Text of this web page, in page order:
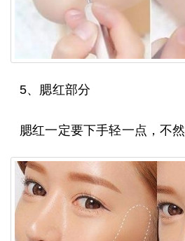
5、腮红部分
腮红一定要下手轻一点，不